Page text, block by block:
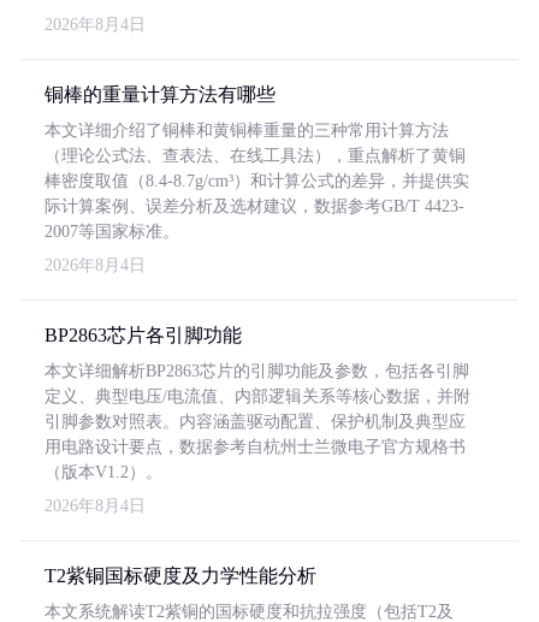
2026年8月4日
铜棒的重量计算方法有哪些
本文详细介绍了铜棒和黄铜棒重量的三种常用计算方法
（理论公式法、查表法、在线工具法），重点解析了黄铜
棒密度取值（8.4-8.7g/cm³）和计算公式的差异，并提供实
际计算案例、误差分析及选材建议，数据参考GB/T 4423-
2007等国家标准。
2026年8月4日
BP2863芯片各引脚功能
本文详细解析BP2863芯片的引脚功能及参数，包括各引脚
定义、典型电压/电流值、内部逻辑关系等核心数据，并附
引脚参数对照表。内容涵盖驱动配置、保护机制及典型应
用电路设计要点，数据参考自杭州士兰微电子官方规格书
（版本V1.2）。
2026年8月4日
T2紫铜国标硬度及力学性能分析
本文系统解读T2紫铜的国标硬度和抗拉强度（包括T2及